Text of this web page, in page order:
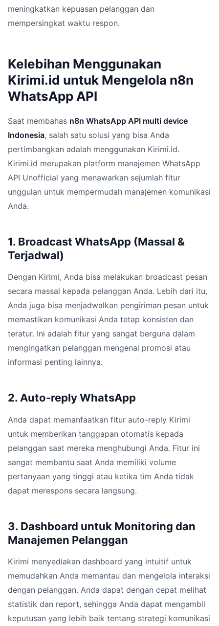
meningkatkan kepuasan pelanggan dan
mempersingkat waktu respon.
Kelebihan Menggunakan
Kirimi.id untuk Mengelola n8n
WhatsApp API
Saat membahas n8n WhatsApp API multi device
Indonesia, salah satu solusi yang bisa Anda
pertimbangkan adalah menggunakan Kirimi.id.
Kirimi.id merupakan platform manajemen WhatsApp
API Unofficial yang menawarkan sejumlah fitur
unggulan untuk mempermudah manajemen komunikasi
Anda.
1. Broadcast WhatsApp (Massal &
Terjadwal)
Dengan Kirimi, Anda bisa melakukan broadcast pesan
secara massal kepada pelanggan Anda. Lebih dari itu,
Anda juga bisa menjadwalkan pengiriman pesan untuk
memastikan komunikasi Anda tetap konsisten dan
teratur. Ini adalah fitur yang sangat berguna dalam
mengingatkan pelanggan mengenai promosi atau
informasi penting lainnya.
2. Auto-reply WhatsApp
Anda dapat memanfaatkan fitur auto-reply Kirimi
untuk memberikan tanggapan otomatis kepada
pelanggan saat mereka menghubungi Anda. Fitur ini
sangat membantu saat Anda memiliki volume
pertanyaan yang tinggi atau ketika tim Anda tidak
dapat merespons secara langsung.
3. Dashboard untuk Monitoring dan
Manajemen Pelanggan
Kirimi menyediakan dashboard yang intuitif untuk
memudahkan Anda memantau dan mengelola interaksi
dengan pelanggan. Anda dapat dengan cepat melihat
statistik dan report, sehingga Anda dapat mengambil
keputusan yang lebih baik tentang strategi komunikasi